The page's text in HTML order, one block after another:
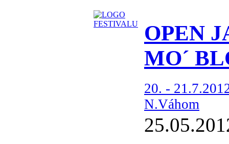
OPEN
MO´
20. -
N.Váhom